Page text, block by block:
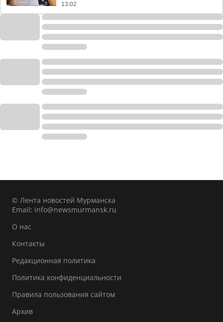
13:02
© Лента новостей Мурманска
Email: info@newsmurmansk.ru
О нас
Контакты
Редакционная политика
Политика конфиденциальности
Правила пользования сайтом
Архив